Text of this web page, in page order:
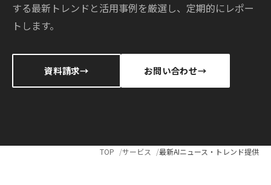
する最新トレンドと活用事例を厳選し、定期的にレポー
トします。
資料請求 お問い合わせ
TOP サービス 最新AIニュース・トレンド提供